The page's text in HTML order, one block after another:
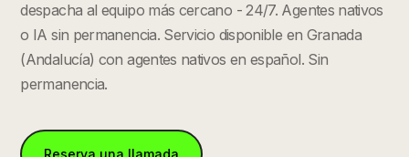
despacha al equipo más cercano - 24/7. Agentes nativos
o IA sin permanencia.Servicio disponible en Granada
(Andalucía) con agentes nativos en español. Sin
permanencia.
Reserva una llamada